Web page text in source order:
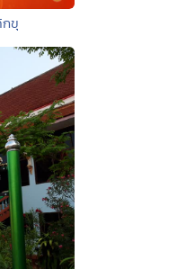
ขุ